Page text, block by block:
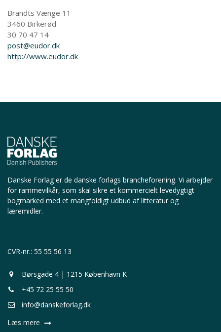
Brandts Vænge 11
3460 Birkerød
30 70 47 14
post@eudor.dk
http://www.eudor.dk
Danske Forlag er de danske forlags brancheforening. Vi arbejder
for rammevilkår, som skal sikre et kommercielt levedygtigt
bogmarked med et mangfoldigt udbud af litteratur og
læremidler.
CVR-nr.: 55 55 56 13
Børsgade 4 | 1215 København K
+45 72 25 55 50
info@danskeforlag.dk
Læs mere